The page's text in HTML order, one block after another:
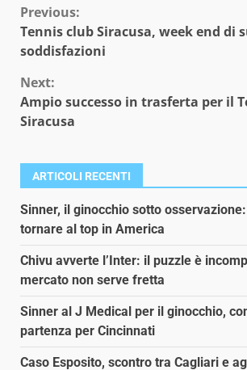
Continue
Reading
Previous:
Tennis club Siracusa, week end di
soddisfazioni
Next:
Ampio successo in trasferta per il
Siracusa
ARTICOLI RECENTI
Sinner, il ginocchio sotto
tornare al top in America
Chivu avverte l’Inter: il puzzle è
mercato non serve fretta
Sinner al J Medical per il ginocchio,
partenza per Cincinnati
Caso Esposito, scontro tra Cagliari e